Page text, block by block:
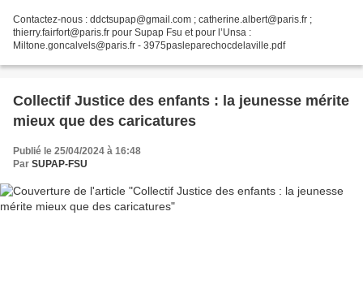
Contactez-nous : ddctsupap@gmail.com ; catherine.albert@paris.fr ;
thierry.fairfort@paris.fr pour Supap Fsu et pour l’Unsa :
Miltone.goncalvels@paris.fr - 3975pasleparechocdelaville.pdf
Collectif Justice des enfants : la jeunesse mérite
mieux que des caricatures
Publié le 25/04/2024 à 16:48
Par SUPAP-FSU